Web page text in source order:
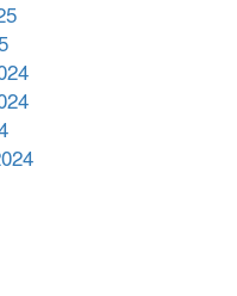
সহায়তা দিলেন সাচিং প্রু